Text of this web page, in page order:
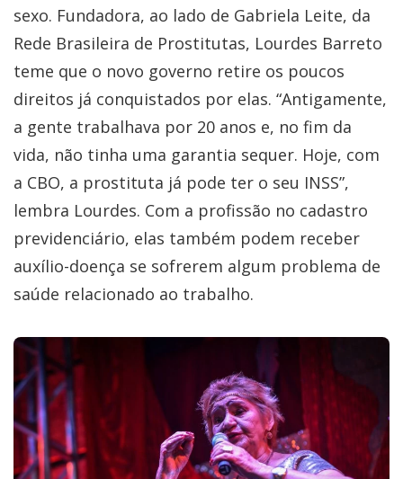
sexo. Fundadora, ao lado de Gabriela Leite, da
Rede Brasileira de Prostitutas, Lourdes Barreto
teme que o novo governo retire os poucos
direitos já conquistados por elas. “Antigamente,
a gente trabalhava por 20 anos e, no fim da
vida, não tinha uma garantia sequer. Hoje, com
a CBO, a prostituta já pode ter o seu INSS”,
lembra Lourdes. Com a profissão no cadastro
previdenciário, elas também podem receber
auxílio-doença se sofrerem algum problema de
saúde relacionado ao trabalho.